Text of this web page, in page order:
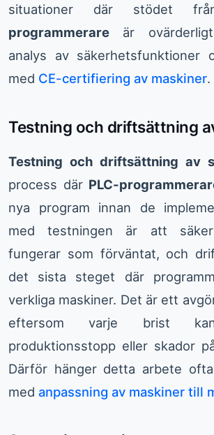
situationer där stödet
programmerare är
analys av säkerhetsfunktioner
med CE-certifiering av maskiner.
Testning och driftsättning
Testning och driftsättning av
process där PLC-
nya program innan de
med testningen är att
fungerar som förväntat, och
det sista steget där
verkliga maskiner. Det är ett
eftersom varje brist
produktionsstopp eller skador
Därför hänger detta arbete
med anpassning av maskiner till